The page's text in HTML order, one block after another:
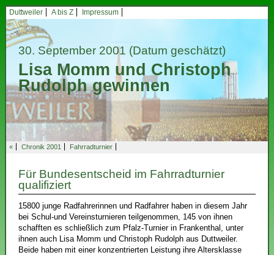
Duttweiler A bis Z Impressum
30. September 2001 (Datum geschätzt)
Lisa Momm und Christoph
Rudolph gewinnen
« Chronik 2001 Fahrradturnier
Für Bundesentscheid im Fahrradturnier
qualifiziert
15800 junge Radfahrerinnen und Radfahrer haben in diesem Jahr
bei Schul-und Vereinsturnieren teilgenommen, 145 von ihnen
schafften es schließlich zum Pfalz-Turnier in Frankenthal, unter
ihnen auch Lisa Momm und Christoph Rudolph aus Duttweiler.
Beide haben mit einer konzentrierten Leistung ihre Altersklasse